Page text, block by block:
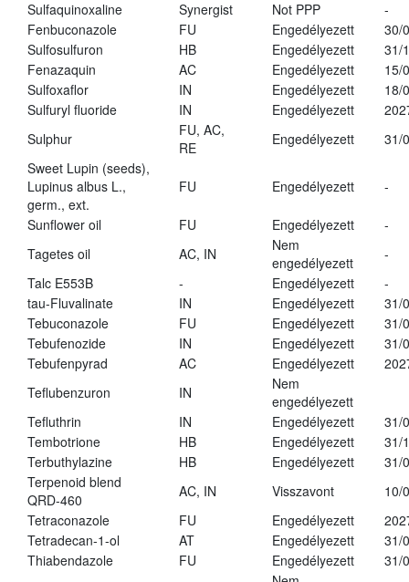
Sulfaquinoxaline
Synergist Not PPP
-
Fenbuconazole
FU Engedélyezett
30/
Sulfosulfuron
HB Engedélyezett
31/
Fenazaquin
AC Engedélyezett
15/
Sulfoxaflor
IN Engedélyezett
18/
Sulfuryl fluoride
IN Engedélyezett
Sulphur
FU, AC,
RE
Engedélyezett
31/
Sweet Lupin (seeds),
Lupinus albus L.,
germ., ext.
FU Engedélyezett -
Sunflower oil FU Engedélyezett
-
Tagetes oil
AC, IN
Nem
engedélyezett
-
Talc E553B
- Engedélyezett
-
tau-Fluvalinate
IN Engedélyezett
31/
Tebuconazole
FU Engedélyezett
31/
Tebufenozide
IN Engedélyezett
31/
Tebufenpyrad
AC Engedélyezett
Teflubenzuron
IN
Nem
engedélyezett
Tefluthrin
IN Engedélyezett
31/
Tembotrione
HB Engedélyezett
31/
Terbuthylazine
HB Engedélyezett
31/
Terpenoid blend
QRD-460
AC, IN Visszavont
10/
Tetraconazole
FU Engedélyezett
Tetradecan-1-ol
AT Engedélyezett
31/
Thiabendazole
FU Engedélyezett
31/